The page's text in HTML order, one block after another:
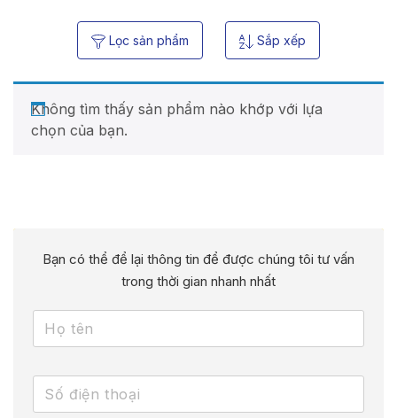
Lọc sản phẩm Sắp xếp
Không tìm thấy sản phẩm nào khớp với lựa
chọn của bạn.
Bạn có thể để lại thông tin để được chúng tôi tư vấn
trong thời gian nhanh nhất